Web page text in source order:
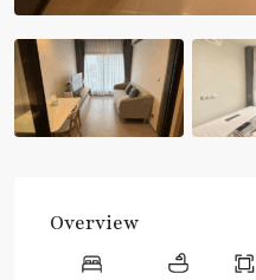
Overview